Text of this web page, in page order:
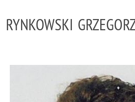
RYNKOWSKI